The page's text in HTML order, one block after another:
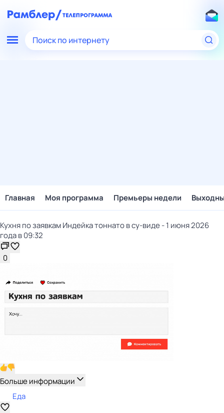
Поиск по интернету
Главная Моя программа Премьеры недели
Кухня по заявкам Индейка тоннато в су-виде - 1 июня 2026
года в 09:32
0
Больше информации
Еда